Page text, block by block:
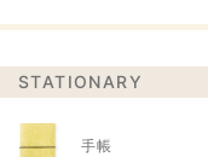
STATIONARY
手帳